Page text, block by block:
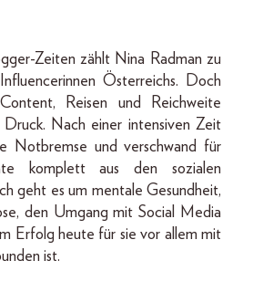
Zeiten zählt Nina Radman zu
Österreichs. Doch
Reisen und Reichweite
Nach einer intensiven Zeit
Notbremse und verschwand für
komplett aus den sozialen
geht es um mentale Gesundheit,
den Umgang mit Social Media
Erfolg heute für sie vor allem mit
ist.